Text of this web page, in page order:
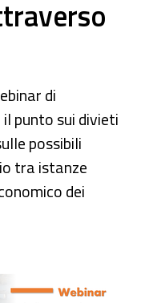
di
punto sui divieti
possibili
tra istanze
dei